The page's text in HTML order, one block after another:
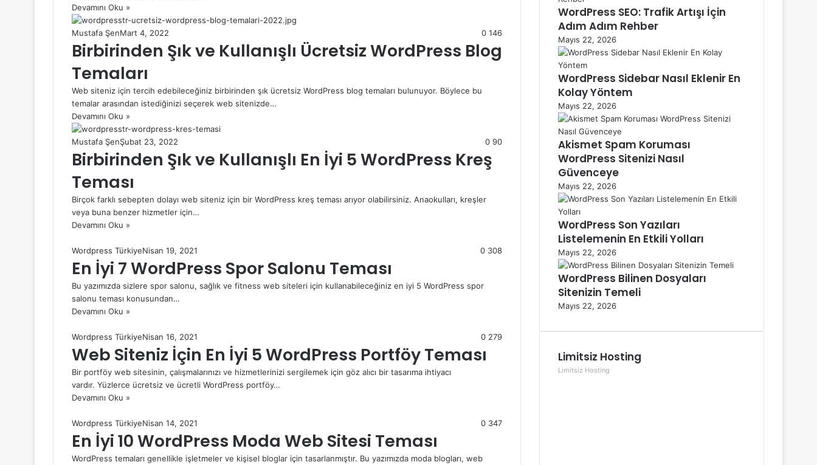
Devamını Oku »
Mustafa ŞenMart 4, 2022 0 146
Birbirinden Şık ve Kullanışlı Ücretsiz WordPress Blog
Temaları
Web siteniz için tercih edebileceğiniz birbirinden şık ücretsiz WordPress blog temaları bulunuyor. Böylece bu
temalar arasından istediğinizi seçerek web sitenizde…
Devamını Oku »
Mustafa ŞenŞubat 23, 2022 0 90
Birbirinden Şık ve Kullanışlı En İyi 5 WordPress Kreş
Teması
Birçok farklı sebepten dolayı web siteniz için bir WordPress kreş teması arıyor olabilirsiniz. Anaokulları, kreşler
veya buna benzer hizmetler için…
Devamını Oku »
Wordpress TürkiyeNisan 19, 2021 0 308
En İyi 7 WordPress Spor Salonu Teması
Bu yazımızda sizlere spor salonu, sağlık ve fitness web siteleri için kullanabileceğiniz en iyi 5 WordPress spor
salonu teması konusundan…
Devamını Oku »
Wordpress TürkiyeNisan 16, 2021 0 279
Web Siteniz İçin En İyi 5 WordPress Portföy Teması
Bir portföy web sitesinin, çalışmalarınızı ve hizmetlerinizi sergilemek için göz alıcı bir tasarıma ihtiyacı
vardır. Yüzlerce ücretsiz ve ücretli WordPress portföy…
Devamını Oku »
Wordpress TürkiyeNisan 14, 2021 0 347
En İyi 10 WordPress Moda Web Sitesi Teması
WordPress temaları genellikle işletmeler ve kişisel bloglar için tasarlanmıştır. Bu yazımızda moda blogları, web
WordPress SEO: Trafik Artışı İçin
Adım Adım Rehber
Mayıs 22, 2026
WordPress Sidebar Nasıl Eklenir En
Kolay Yöntem
Mayıs 22, 2026
Akismet Spam Koruması
WordPress Sitenizi Nasıl
Güvenceye
Mayıs 22, 2026
WordPress Son Yazıları
Listelemenin En Etkili Yolları
Mayıs 22, 2026
WordPress Bilinen Dosyaları
Sitenizin Temeli
Mayıs 22, 2026
Limitsiz Hosting
Limitsiz Hosting